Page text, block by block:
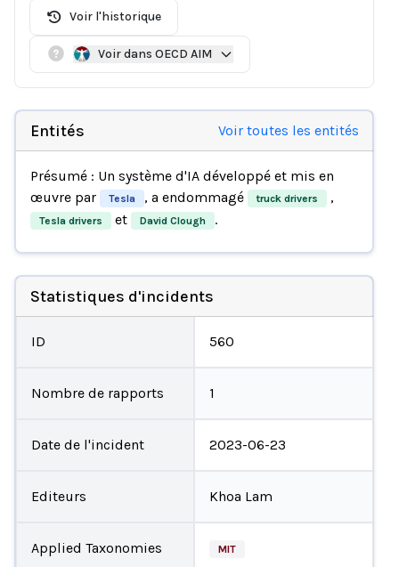
Voir l'historique
Voir dans OECD AIM
Entités Voir toutes les entités
Présumé : Un système d'IA développé et mis en
œuvre par
Tesla , a endommagé truck drivers ,
Tesla drivers et David Clough .
Statistiques d'incidents
ID 560
Nombre de rapports 1
Date de l'incident 2023-06-23
Editeurs Khoa Lam
Applied Taxonomies MIT